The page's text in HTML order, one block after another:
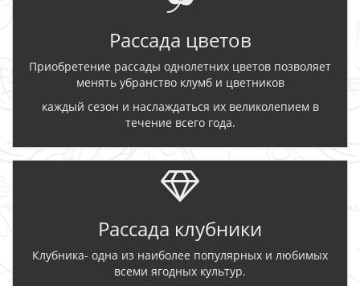
Рассада цветов
Приобретение рассады однолетних цветов позволяет
менять убранство клумб и цветников
каждый сезон и наслаждаться их великолепием в
течение всего года.
Рассада клубники
Клубника- одна из наиболее популярных и любимых
всеми ягодных культур.